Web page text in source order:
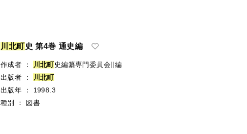
川 北町史 第4巻 通史編
作成者 ： 川 北町史編纂専門委員会∥編
出版者
： 川 北町
出版年
：
1998.3
種別
： 図書